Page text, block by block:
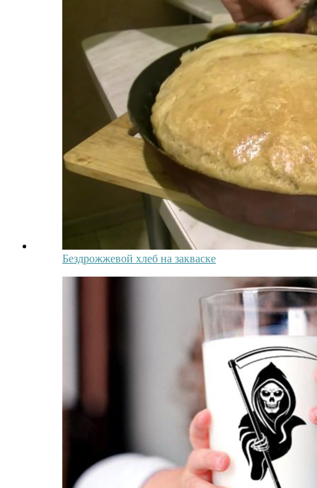
Бездрожжевой хлеб на закваске